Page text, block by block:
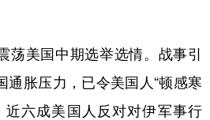
美国中期选举选情。战事引
通胀压力，已令美国人“顿感寒
近六成美国人反对对伊军事行